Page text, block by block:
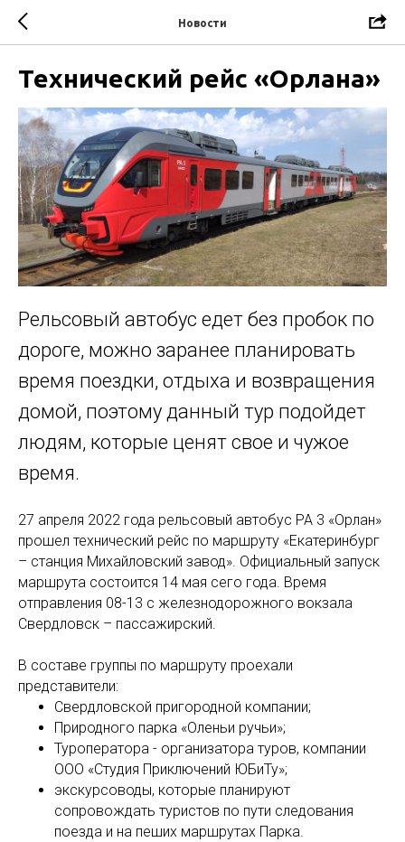
Новости
Технический рейс «Орлана»
Рельсовый автобус едет без пробок по
дороге, можно заранее планировать
время поездки, отдыха и возвращения
домой, поэтому данный тур подойдет
людям, которые ценят свое и чужое
время.
27 апреля 2022 года рельсовый автобус РА 3 «Орлан»
прошел технический рейс по маршруту «Екатеринбург
– станция Михайловский завод». Официальный запуск
маршрута состоится 14 мая сего года. Время
отправления 08-13 с железнодорожного вокзала
Свердловск – пассажирский.
В составе группы по маршруту проехали
представители:
Свердловской пригородной компании;
Природного парка «Оленьи ручьи»;
Туроператора - организатора туров, компании
ООО «Студия Приключений ЮБиТу»;
экскурсоводы, которые планируют
сопровождать туристов по пути следования
поезда и на пеших маршрутах Парка.